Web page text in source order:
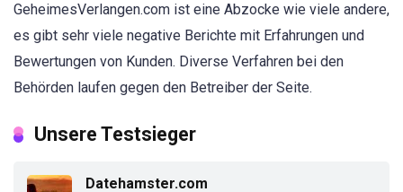
GeheimesVerlangen.com ist eine Abzocke wie viele andere,
es gibt sehr viele negative Berichte mit Erfahrungen und
Bewertungen von Kunden. Diverse Verfahren bei den
Behörden laufen gegen den Betreiber der Seite.
Unsere Testsieger
Datehamster.com